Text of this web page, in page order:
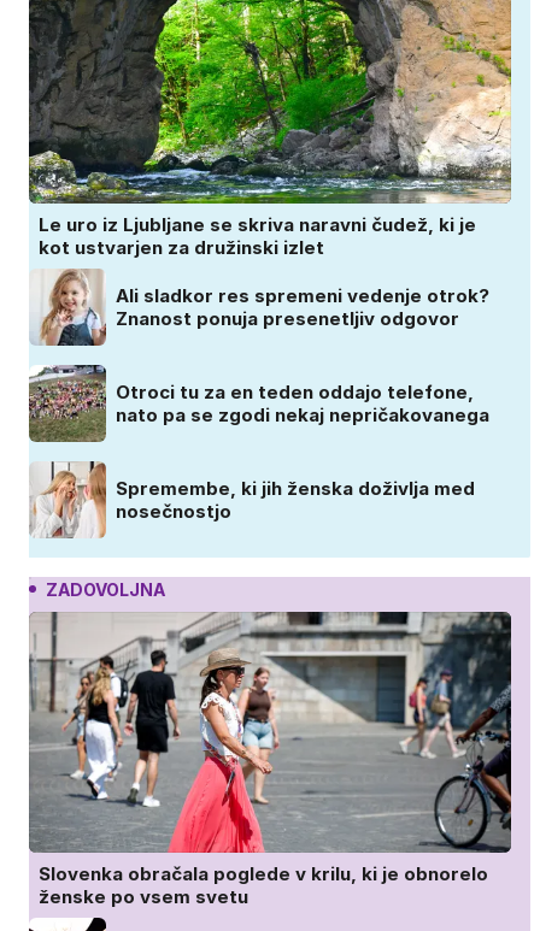
Le uro iz Ljubljane se skriva naravni čudež, ki je
kot ustvarjen za družinski izlet
Ali sladkor res spremeni vedenje otrok?
Znanost ponuja presenetljiv odgovor
Otroci tu za en teden oddajo telefone,
nato pa se zgodi nekaj nepričakovanega
Spremembe, ki jih ženska doživlja med
nosečnostjo
ZADOVOLJNA
Slovenka obračala poglede v krilu, ki je obnorelo
ženske po vsem svetu